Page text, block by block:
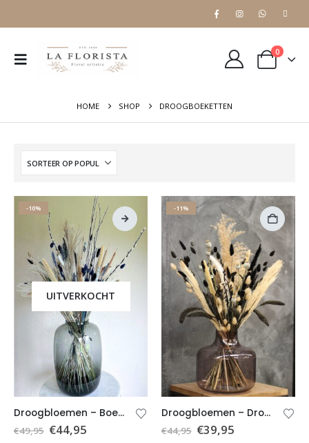
0
HOME SHOP DROOGBOEKETTEN
-10%
UITVERKOCHT
Droogbloemen – Boeket Kyra (excl. vaas)
€49,95 €44,95
-11%
Droogbloemen – Droogboeket Kiki (excl. vaas)
€44,95 €39,95